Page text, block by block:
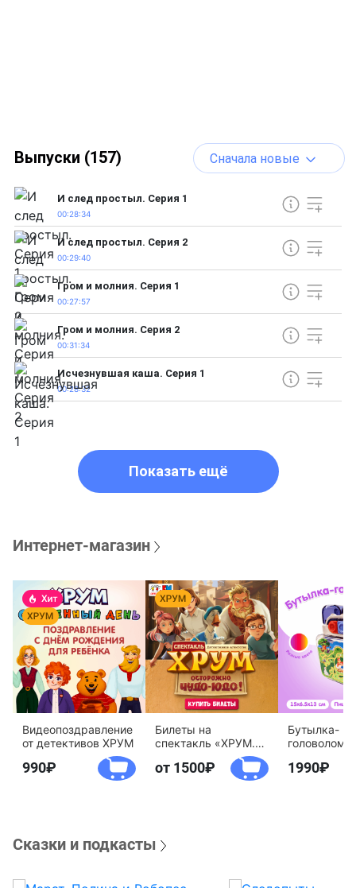
Выпуски (157) Сначала новые
И след простыл. Серия 1
00:28:34
И след простыл. Серия 2
00:29:40
Гром и молния. Серия 1
00:27:57
Гром и молния. Серия 2
00:31:34
Исчезнувшая каша. Серия 1
00:28:32
Показать ещё
Интернет-магазин
Видеопоздравление
от детективов ХРУМ
990
Билеты на
спектакль «ХРУМ.
Осторожно, Чудо-
Юдо!»
от 1500
Бутылка-
агентство
1990
Сказки и подкасты